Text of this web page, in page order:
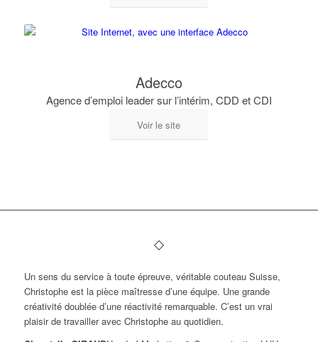
Adecco
Agence d’emploi leader sur l’intérim, CDD et CDI
Voir le site
Un sens du service à toute épreuve, véritable couteau Suisse,
Christophe est la pièce maîtresse d’une équipe. Une grande
créativité doublée d’une réactivité remarquable. C’est un vrai
plaisir de travailler avec Christophe au quotidien.